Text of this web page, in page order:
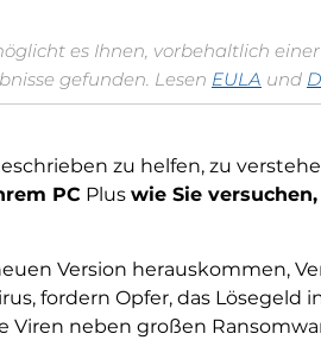
es Ihnen, vorbehaltlich
gefunden. Lesen EULA und
zu helfen, zu
PC Plus wie Sie
Version herauskommen,
fordern Opfer, das Lösegeld
Viren neben großen